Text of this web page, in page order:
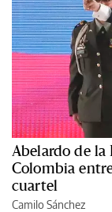
Abelardo de la
Colombia
cuartel
Camilo Sánchez